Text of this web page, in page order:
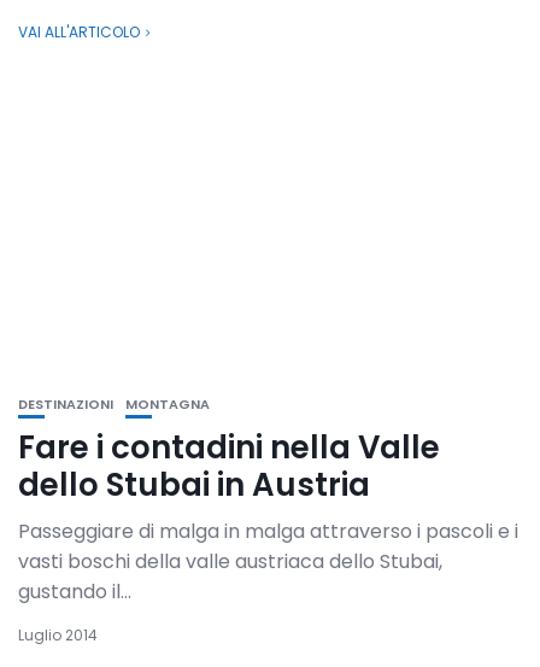
VAI ALL'ARTICOLO
DESTINAZIONI MONTAGNA
Fare i contadini nella Valle
dello Stubai in Austria
Passeggiare di malga in malga attraverso i pascoli e i
vasti boschi della valle austriaca dello Stubai,
gustando il...
Luglio 2014